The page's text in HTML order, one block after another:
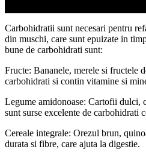
Carbohidratii sunt necesari pentru
din muschi, care sunt epuizate in
bune de carbohidrati sunt:
Fructe: Bananele, merele si fructele
carbohidrati si contin vitamine si
Legume amidonoase: Cartofii dulci,
sunt surse excelente de carbohidrati
Cereale integrale: Orezul brun,
durata si fibre, care ajuta la digestie.